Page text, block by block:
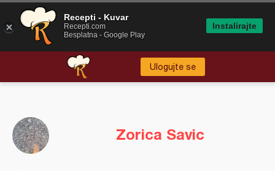
Ulogujte se
Zorica Savic
Recepti - Kuvar
Recepti.com
Besplatna - Google Play
Instalirajte